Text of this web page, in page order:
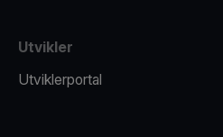
Utvikler
Utviklerportal